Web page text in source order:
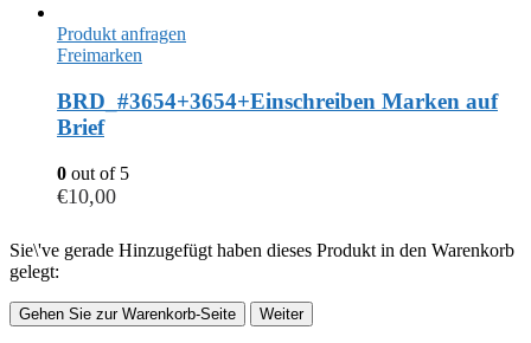
Produkt anfragen
Freimarken
BRD_#3654+3654+Einschreiben Marken auf
Brief
0 out of 5
€10,00
Sie\'ve gerade Hinzugefügt haben dieses Produkt in den Warenkorb
gelegt:
Gehen Sie zur Warenkorb-Seite Weiter